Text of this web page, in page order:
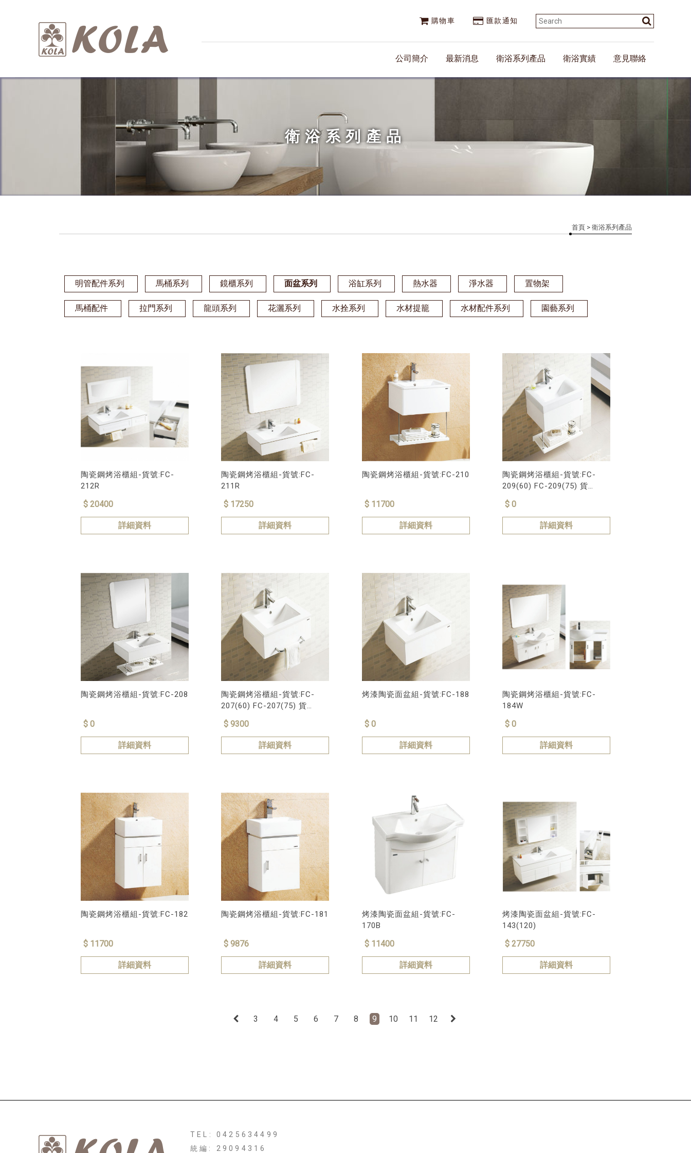
購物車 匯款通知
公司簡介 最新消息 衛浴系列產品 衛浴實績 意見聯絡
衛浴系列產品
首頁> 衛浴系列產品
明管配件系列 馬桶系列 鏡櫃系列 面盆系列 浴缸系列 熱水器 淨水器 置物架
馬桶配件 拉門系列 龍頭系列 花灑系列 水拴系列 水材提籠 水材配件系列 園藝系列
陶瓷鋼烤浴櫃組-貨號:FC-
212R
$ 20400
詳細資料
陶瓷鋼烤浴櫃組-貨號:FC-
211R
$ 17250
詳細資料
陶瓷鋼烤浴櫃組-貨號:FC-210
$ 11700
詳細資料
陶瓷鋼烤浴櫃組-貨號:FC-
209(60) FC-209(75) 貨
號:FC-209(80)
$ 0
詳細資料
陶瓷鋼烤浴櫃組-貨號:FC-208
$ 0
詳細資料
陶瓷鋼烤浴櫃組-貨號:FC-
207(60) FC-207(75) 貨
號:FC-207(80)
$ 9300
詳細資料
烤漆陶瓷面盆組-貨號:FC-188
$ 0
詳細資料
陶瓷鋼烤浴櫃組-貨號:FC-
184W
$ 0
詳細資料
陶瓷鋼烤浴櫃組-貨號:FC-182
$ 11700
詳細資料
陶瓷鋼烤浴櫃組-貨號:FC-181
$ 9876
詳細資料
烤漆陶瓷面盆組-貨號:FC-
170B
$ 11400
詳細資料
烤漆陶瓷面盆組-貨號:FC-
143(120)
$ 27750
詳細資料
3 4 5 6 7 8 9 10 11 12
TEL: 0425634499
統編: 29094316